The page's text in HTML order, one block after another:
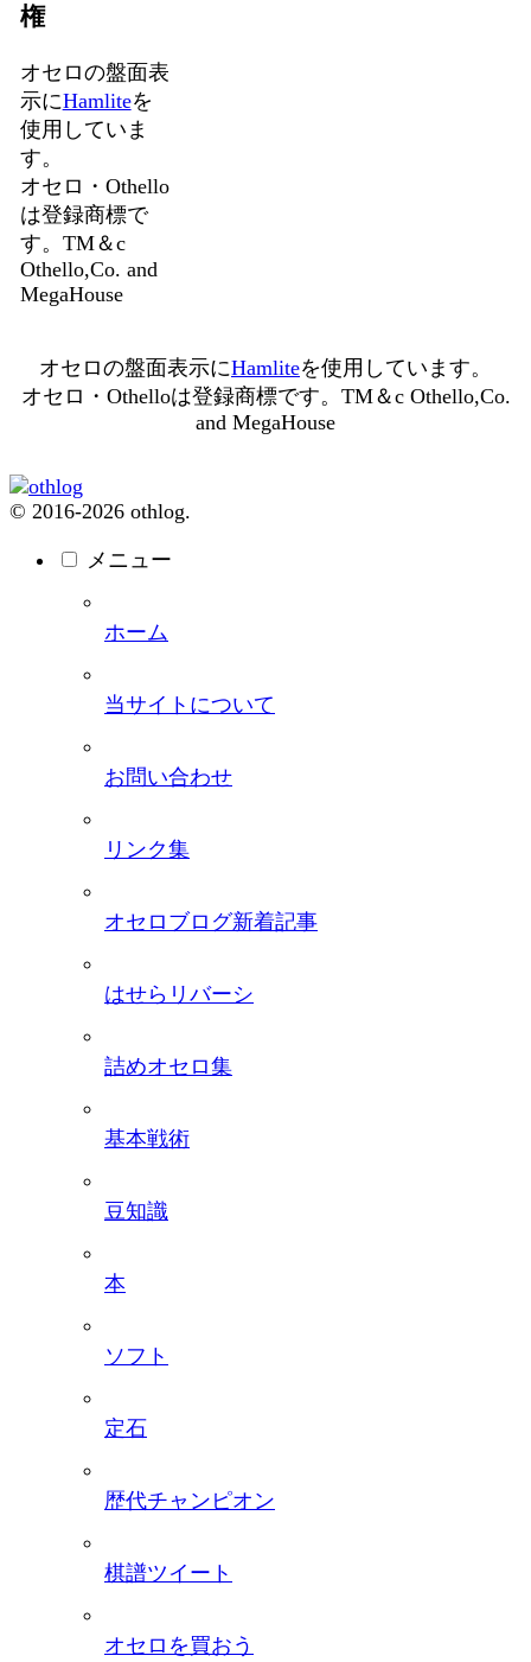
権
オセロの盤面表
示にHamliteを
使用していま
す。
オセロ・Othello
は登録商標で
す。TM＆c
Othello,Co. and
MegaHouse
オセロの盤面表示にHamliteを使用しています。
オセロ・Othelloは登録商標です。TM＆c Othello,Co.
and MegaHouse
© 2016-2026 othlog.
メニュー
ホーム
当サイトについて
お問い合わせ
リンク集
オセロブログ新着記事
はせらリバーシ
詰めオセロ集
基本戦術
豆知識
本
ソフト
定石
歴代チャンピオン
棋譜ツイート
オセロを買おう